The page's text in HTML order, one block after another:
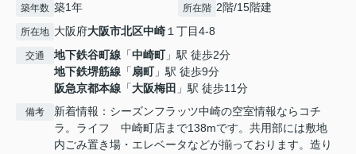
築年数 築1年 所在階 2階/15階建
所在地 大阪府大阪市北区中崎 １丁目4-8
交通 地下鉄谷町線 「中崎町」駅 徒歩2分
地下鉄堺筋線 「扇町」駅 徒歩9分
阪急京都本線 「大阪梅田 」駅 徒歩11分
備考
新着情報：シーズンフラッツ中崎の空室情報ならコチ
ラ。ライフ 中崎町店まで138mです。共用部には敷地
内ごみ置き場・エレベータなどが揃っております。造り